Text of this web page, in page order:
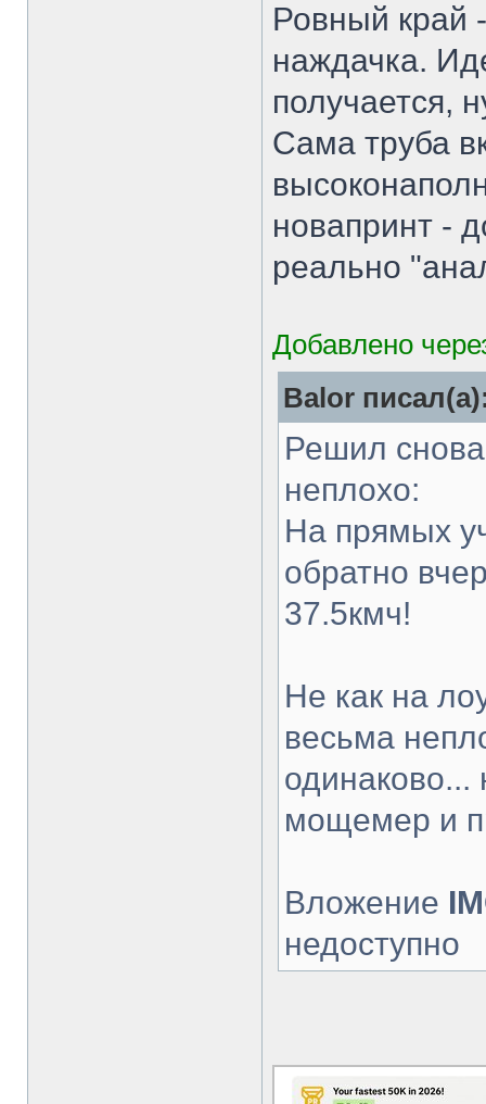
Ровный край
наждачка.
получается,
Сама труба
новапринт -
реально
Добавлено
Balor
Решил снова
неплохо:
На прямых
обратно
37.5кмч!
Не как на
весьма
одинаково...
мощемер и
Вложение
недоступно